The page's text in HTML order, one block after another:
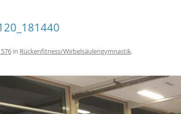
Reha bei seelischen Beschwerden
in Rückenfitness/Wirbelsäulengymnastik.